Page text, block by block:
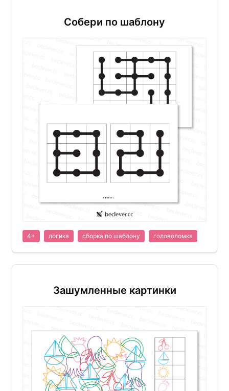
Собери по шаблону
4+ логика сборка по шаблону головоломка
Зашумленные картинки